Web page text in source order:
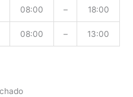
08:00 – 18:00
08:00 – 13:00